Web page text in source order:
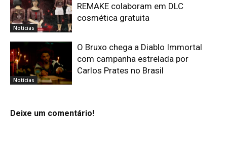
Notícias
REMAKE colaboram em DLC
cosmética gratuita
Notícias
O Bruxo chega a Diablo Immortal
com campanha estrelada por
Carlos Prates no Brasil
Deixe um comentário!